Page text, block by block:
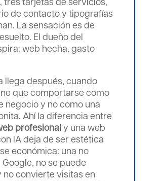
tres tarjetas de servicios,
de contacto y tipografías
La sensación es de
El dueño del
web hecha, gasto
llega después, cuando
que comportarse como
negocio y no como una
Ahí la diferencia entre
profesional y una web
IA deja de ser estética
económica: una no
no se puede
no convierte visitas en